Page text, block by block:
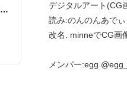
@NonNonAddiction?t=suDKCC-JZNGMyJJG3XkoZA&s=09
デジタルアート(CG
読み:のんのんあで
改名. minneでCG画
メンバー:egg